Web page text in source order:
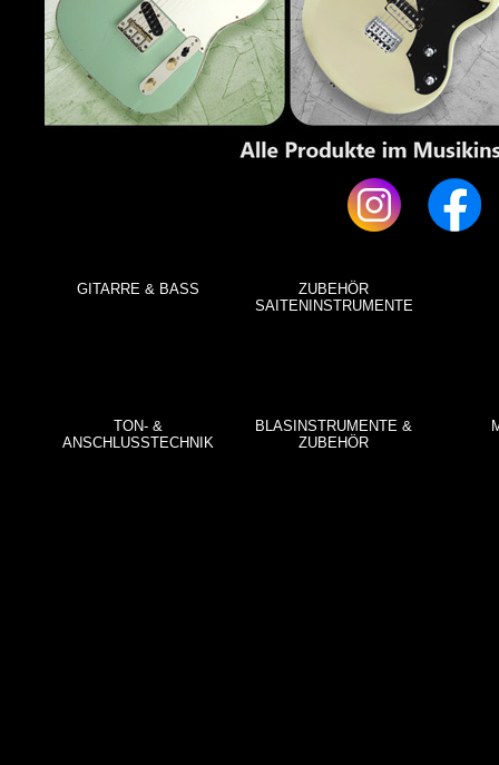
GITARRE & BASS
ZUBEHÖR
SAITENINSTRUMENTE
TON- &
ANSCHLUSSTECHNIK
BLASINSTRUMENTE &
ZUBEHÖR